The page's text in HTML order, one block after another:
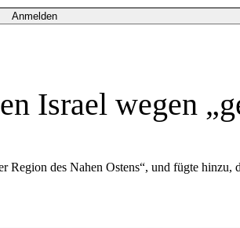
Anmelden
Israel wegen
des Nahen Ostens“, und fügte hinzu,